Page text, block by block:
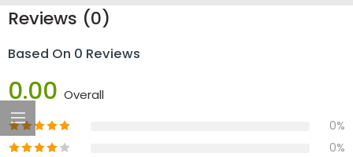
Reviews (0)
Based On 0 Reviews
0.00 Overall
0%
0%